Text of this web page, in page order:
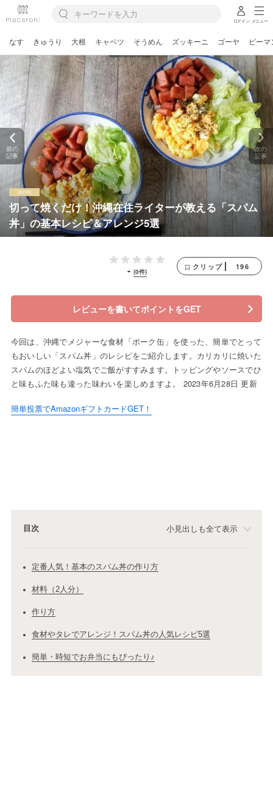
ログイン メニュー
なす きゅうり 大根 キャベツ そうめん ズッキーニ ゴーヤ ピーマ
切って焼くだけ！沖縄在住ライターが教える「スパム
丼」の基本レシピ＆アレンジ5選
前の
記事
次の
記事
- (0件)
クリップ 196
レビューを書いてポイントをGET
今回は、沖縄でメジャーな食材「ポーク缶」を使った、簡単でとって
もおいしい「スパム丼」のレシピをご紹介します。カリカリに焼いた
スパムのほどよい塩気でご飯がすすみます。トッピングやソースでひ
と味もふた味も違った味わいを楽しめますよ。 2023年6月28日 更新
簡単投票でAmazonギフトカードGET！
目次 小見出しも全て表示
定番人気！基本のスパム丼の作り方
材料（2人分）
作り方
食材やタレでアレンジ！スパム丼の人気レシピ5選
簡単・時短でお弁当にもぴったり♪